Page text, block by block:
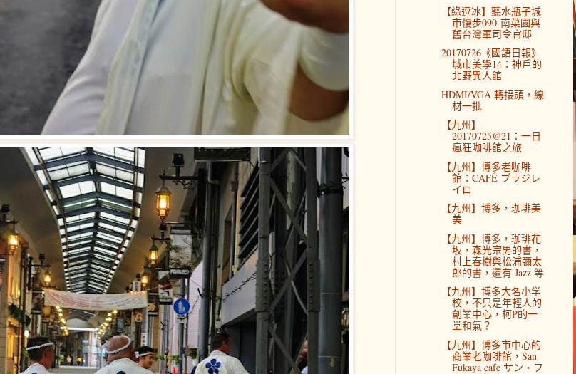
【綠逗冰】聽水瓶子城
市慢步090-南菜園與
舊台灣軍司令官邸
20170726《國語日報》
城市美學14：神戶的
北野異人館
HDMI/VGA 轉接頭，線
材一批
【九州】
20170725@21：一日
瘋狂咖啡館之旅
【九州】博多老咖啡
館：CAFÉ ブラジレ
イロ
【九州】博多，珈琲美
美
【九州】博多，珈琲花
坂，森光宗男的書，
村上春樹與松浦彌太
郎的書，還有 Jazz 等
【九州】博多大名小学
校，不只是年輕人的
創業中心，柯P的一
堂和氣？
【九州】博多市中心的
商業老咖啡館，San
Fukaya cafe サン・フ